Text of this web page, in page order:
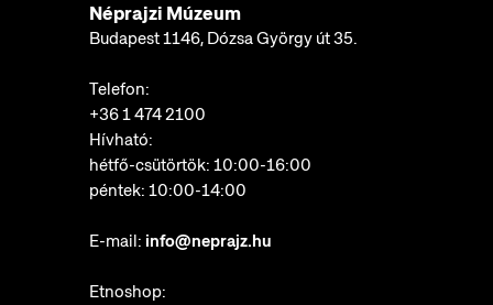
Néprajzi Múzeum
Budapest 1146, Dózsa György út 35.
Telefon:
+36 1 474 2100
Hívható:
hétfő-csütörtök: 10:00-16:00
péntek: 10:00-14:00
E-mail: info@neprajz.hu
Etnoshop: